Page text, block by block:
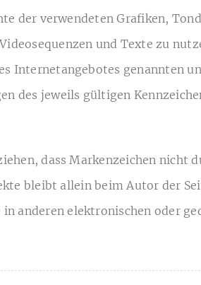
der verwendeten Grafiken,
und Texte zu
Internetangebotes genannten
des jeweils gültigen
dass Markenzeichen nicht
bleibt allein beim Autor der
anderen elektronischen oder